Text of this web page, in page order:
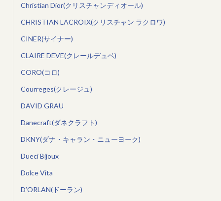
Christian Dior(クリスチャンディオール)
CHRISTIAN LACROIX(クリスチャン ラクロワ)
CINER(サイナー)
CLAIRE DEVE(クレールデュベ)
CORO(コロ)
Courreges(クレージュ)
DAVID GRAU
Danecraft(ダネクラフト)
DKNY(ダナ・キャラン・ニューヨーク)
Dueci Bijoux
Dolce Vita
D’ORLAN(ドーラン)